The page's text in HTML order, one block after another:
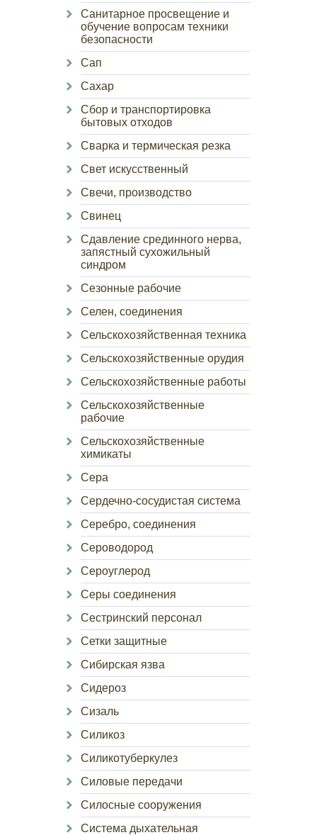
Санитарное просвещение и
обучение вопросам техники
безопасности
Сап
Сахар
Сбор и транспортировка
бытовых отходов
Сварка и термическая резка
Свет искусственный
Свечи, производство
Свинец
Сдавление срединного нерва,
запястный сухожильный
синдром
Сезонные рабочие
Селен, соединения
Сельскохозяйственная техника
Сельскохозяйственные орудия
Сельскохозяйственные работы
Сельскохозяйственные
рабочие
Сельскохозяйственные
химикаты
Сера
Сердечно-сосудистая система
Серебро, соединения
Сероводород
Сероуглерод
Серы соединения
Сестринский персонал
Сетки защитные
Сибирская язва
Сидероз
Сизаль
Силикоз
Силикотуберкулез
Силовые передачи
Силосные сооружения
Система дыхательная